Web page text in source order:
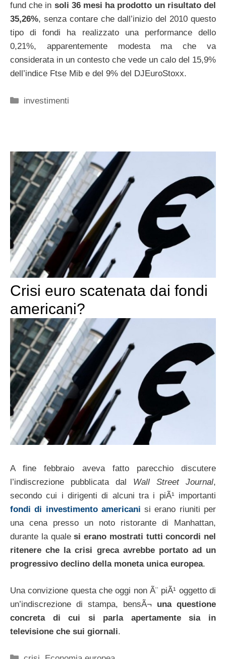
fund che in soli 36 mesi ha prodotto un risultato del
35,26%, senza contare che dall’inizio del 2010 questo
tipo di fondi ha realizzato una performance dello
0,21%, apparentemente modesta ma che va
considerata in un contesto che vede un calo del 15,9%
dell’indice Ftse Mib e del 9% del DJEuroStoxx.
Categorie
investimenti
Crisi euro scatenata dai fondi
americani?
A fine febbraio aveva fatto parecchio discutere
l’indiscrezione pubblicata dal Wall Street Journal,
secondo cui i dirigenti di alcuni tra i piÃ¹ importanti
fondi di investimento americani si erano riuniti per
una cena presso un noto ristorante di Manhattan,
durante la qualesi erano mostrati tutti concordi nel
ritenere che la crisi greca avrebbe portato ad un
progressivo declino della moneta unica europea.
Una convizione questa che oggi non Ã¨ piÃ¹ oggetto di
un’indiscrezione di stampa, bensÃ¬ una questione
concreta di cui si parla apertamente sia in
televisione che sui giornali.
Categorie